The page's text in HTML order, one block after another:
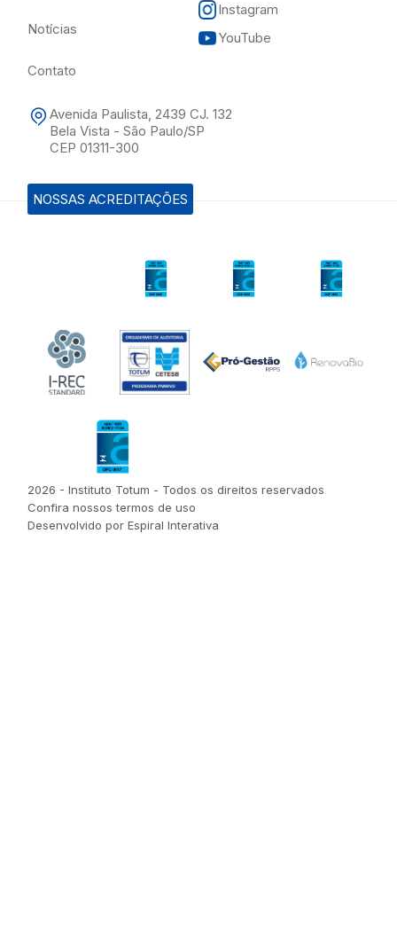
Notícias
Contato
Avenida Paulista, 2439 CJ. 132
Bela Vista - São Paulo/SP
CEP 01311-300
Instagram
YouTube
NOSSAS ACREDITAÇÕES
2026 - Instituto Totum - Todos os direitos reservados
Confira nossos termos de uso
Desenvolvido por Espiral Interativa